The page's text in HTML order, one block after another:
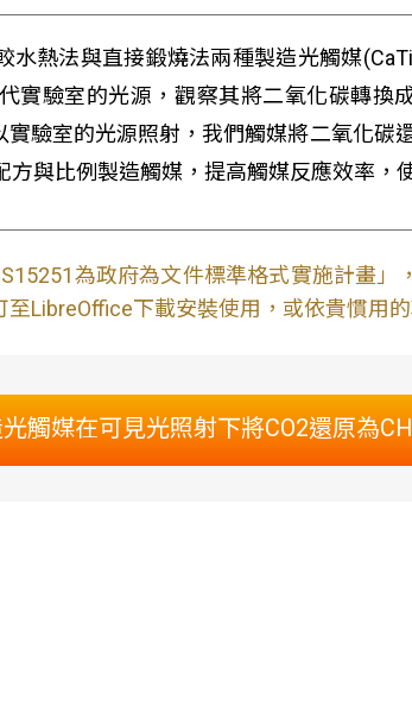
熱法與直接鍛燒法兩種製造光觸媒
實驗室的光源，觀察其將二氧化碳轉換
驗室的光源照射，我們觸媒將二氧化
與比例製造觸媒，提高觸媒反應效率，
為政府為文件標準格式實施計畫
LibreOffice下載安裝使用，或依貴慣用的
觸媒在可見光照射下將CO2還原為